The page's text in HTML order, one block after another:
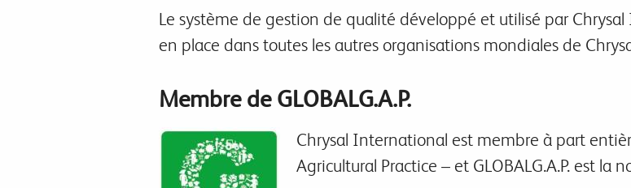
Le système de gestion de qualité développé et utilisé par
en place dans toutes les autres organisations mondiales de
Membre de GLOBALG.A.P.
Chrysal International est membre à part
Agricultural Practice – et GLOBALG.A.P. est